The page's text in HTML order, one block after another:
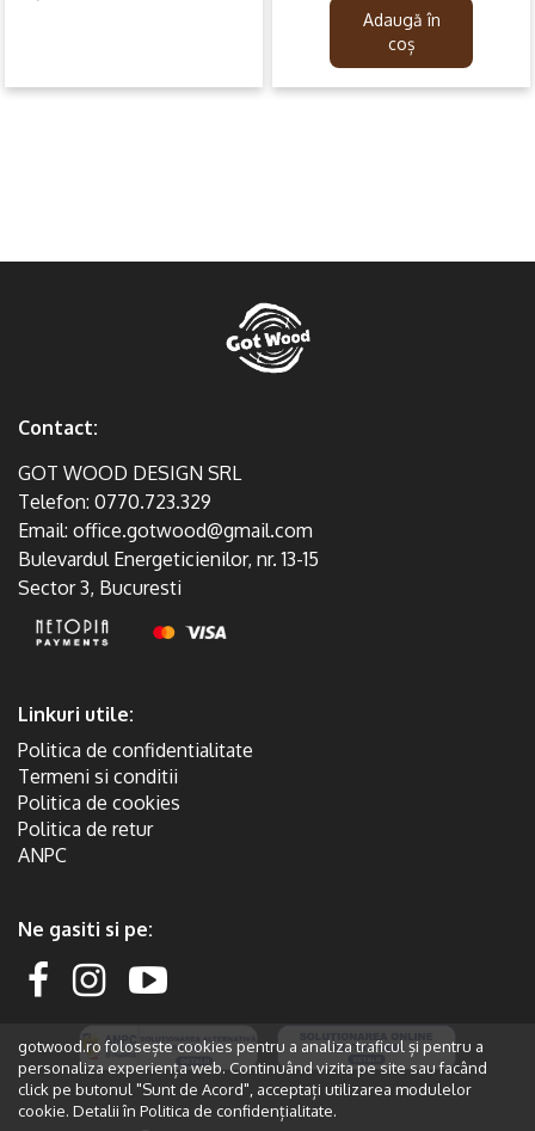
was:
399.99lei.
is:
279.99lei.
Adaugă în
coș
gotwood.ro folosește cookies pentru a analiza traficul și pentru a
personaliza experiența web. Continuând vizita pe site sau facând
click pe butonul "Sunt de Acord", acceptați utilizarea modulelor
cookie. Detalii în Politica de confidențialitate.
Contact:
GOT WOOD DESIGN SRL
Telefon: 0770.723.329
Email: office.gotwood@gmail.com
Bulevardul Energeticienilor, nr. 13-15
Sector 3, Bucuresti
Linkuri utile:
Politica de confidentialitate
Termeni si conditii
Politica de cookies
Politica de retur
ANPC
Ne gasiti si pe: